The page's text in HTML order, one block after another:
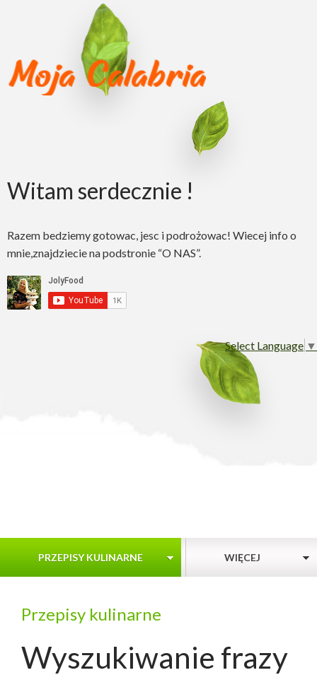
Witam serdecznie !
Razem bedziemy gotowac, jesc i podrożowac! Wiecej info o
mnie,znajdziecie na podstronie “O NAS”.
Select Language ▼
PRZEPISY KULINARNE WIĘCEJ
Przepisy kulinarne
Wyszukiwanie frazy